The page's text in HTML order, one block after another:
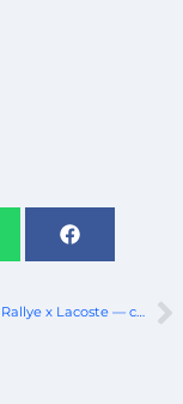
Alpine A290 Rallye x Lacoste — cпециальная коллаборация Alpine с Lacoste